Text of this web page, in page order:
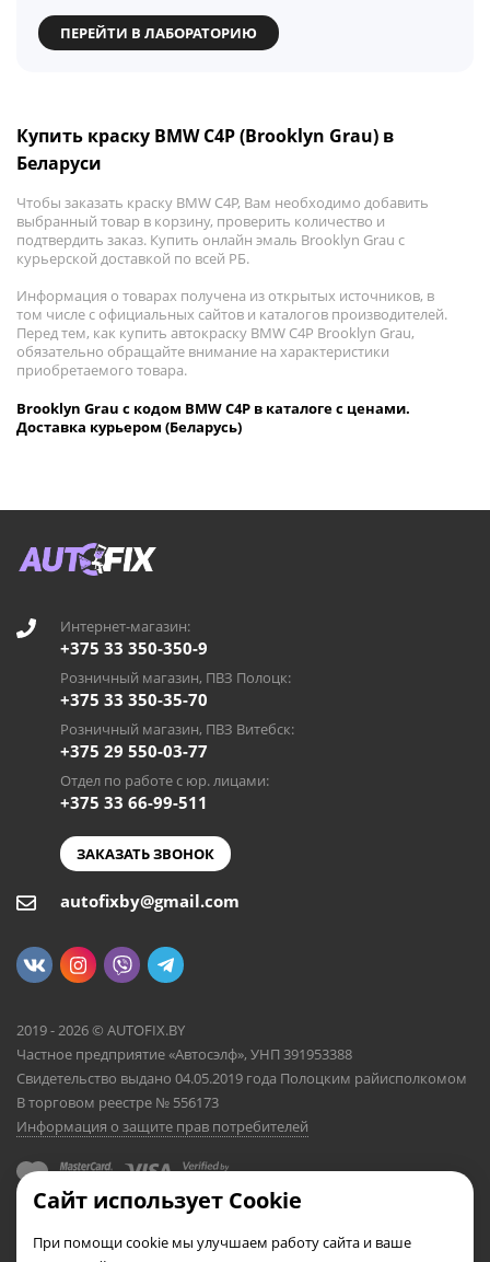
ПЕРЕЙТИ В ЛАБОРАТОРИЮ
Купить краску BMW C4P (Brooklyn Grau) в
Беларуси
Чтобы заказать краску BMW C4P, Вам необходимо добавить
выбранный товар в корзину, проверить количество и
подтвердить заказ. Купить онлайн эмаль Brooklyn Grau с
курьерской доставкой по всей РБ.
Информация о товарах получена из открытых источников, в
том числе с официальных сайтов и каталогов производителей.
Перед тем, как купить автокраску BMW C4P Brooklyn Grau,
обязательно обращайте внимание на характеристики
приобретаемого товара.
Brooklyn Grau с кодом BMW C4P в каталоге с ценами.
Доставка курьером (Беларусь)
Интернет-магазин:
+375 33 350-350-9
Розничный магазин, ПВЗ Полоцк:
+375 33 350-35-70
Розничный магазин, ПВЗ Витебск:
+375 29 550-03-77
Отдел по работе с юр. лицами:
+375 33 66-99-511
ЗАКАЗАТЬ ЗВОНОК
autofixby@gmail.com
2019 - 2026 © AUTOFIX.BY
Частное предприятие «Автосэлф», УНП 391953388
Свидетельство выдано 04.05.2019 года Полоцким райисполкомом
В торговом реестре № 556173
Информация о защите прав потребителей
Сайт использует Cookie
При помощи cookie мы улучшаем работу сайта и ваше